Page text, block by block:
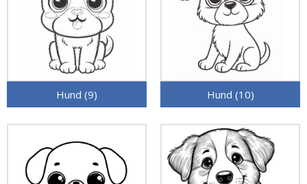
Hund (9) Hund (10)